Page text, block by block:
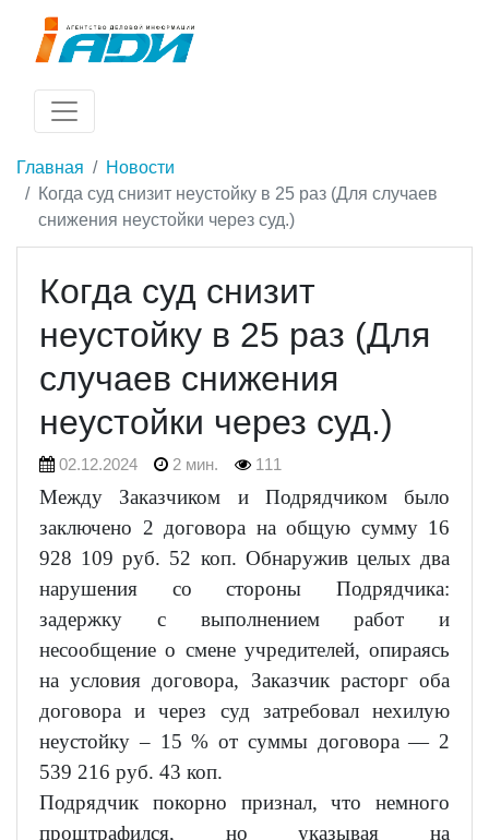
Главная
Новости
Когда суд снизит неустойку в 25 раз (Для случаев
снижения неустойки через суд.)
Когда суд снизит
неустойку в 25 раз (Для
случаев снижения
неустойки через суд.)
02.12.2024 2 мин. 111
Между Заказчиком и Подрядчиком было
заключено 2 договора на общую сумму 16
928 109 руб. 52 коп. Обнаружив целых два
нарушения со стороны Подрядчика:
задержку с выполнением работ и
несообщение о смене учредителей, опираясь
на условия договора, Заказчик расторг оба
договора и через суд затребовал нехилую
неустойку – 15 % от суммы договора — 2
539 216 руб. 43 коп.
Подрядчик покорно признал, что немного
проштрафился, но указывая на